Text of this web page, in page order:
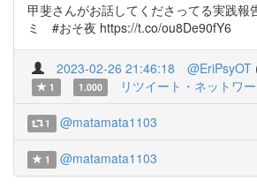
甲斐さんがお話してくださってる実践
ミ #おそ夜 https://t.co/ou8De90fY6
2023-02-26 21:46:18 @EriPsyOT
1
1.000 リツイート・ネットワ
1 @matamata1103
1 @matamata1103